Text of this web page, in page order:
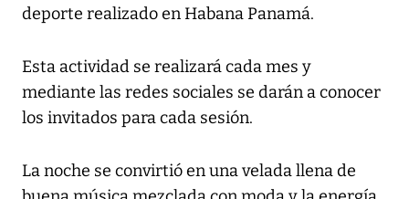
deporte realizado en Habana Panamá.
Esta actividad se realizará cada mes y
mediante las redes sociales se darán a conocer
los invitados para cada sesión.
La noche se convirtió en una velada llena de